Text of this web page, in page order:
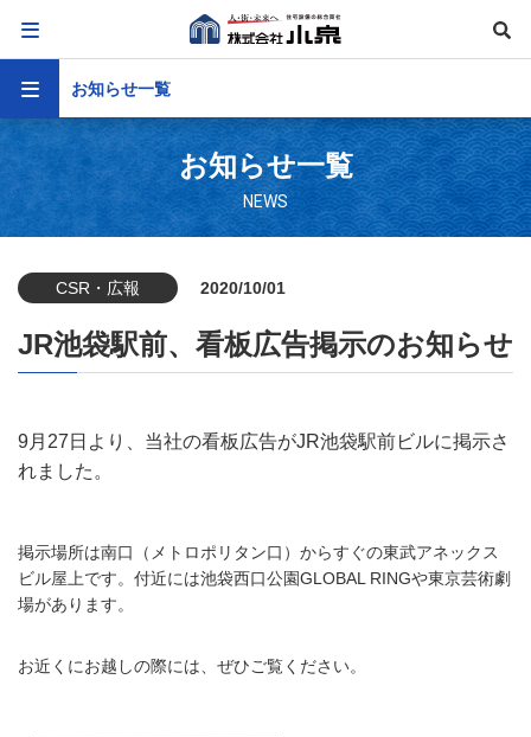
お知らせ一覧
NEWS
お知らせ一覧
CSR・広報 2020/10/01
JR池袋駅前、看板広告掲示のお知らせ
9月27日より、当社の看板広告がJR池袋駅前ビルに掲示さ
れました。
掲示場所は南口（メトロポリタン口）からすぐの東武アネックス
ビル屋上です。付近には池袋西口公園GLOBAL RINGや東京芸術劇
場があります。
お近くにお越しの際には、ぜひご覧ください。